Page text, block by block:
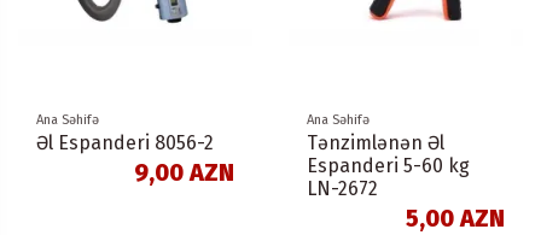
Ana Səhifə
Əl Espanderi 8056-2
9,00 AZN
Ana Səhifə
Tənzimlənən Əl
Espanderi 5-60 kg
LN-2672
5,00 AZN